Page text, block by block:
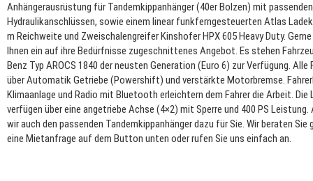
Anhängerausrüstung für Tandemkippanhänger (40er Bolzen) mit passenden
Hydraulikanschlüssen, sowie einem linear funkferngesteuerten Atlas
m Reichweite und Zweischalengreifer Kinshofer HPX 605 Heavy Duty.
Ihnen ein auf ihre Bedürfnisse zugeschnittenes Angebot. Es stehen
Benz Typ AROCS 1840 der neusten Generation (Euro 6) zur Verfügung. Alle
über Automatik Getriebe (Powershift) und verstärkte Motorbremse.
Klimaanlage und Radio mit Bluetooth erleichtern dem Fahrer die Arbeit. Die
verfügen über eine angetriebe Achse (4×2) mit Sperre und 400 PS Leistung.
wir auch den passenden Tandemkippanhänger dazu für Sie. Wir beraten Sie
eine Mietanfrage auf dem Button unten oder rufen Sie uns einfach an.